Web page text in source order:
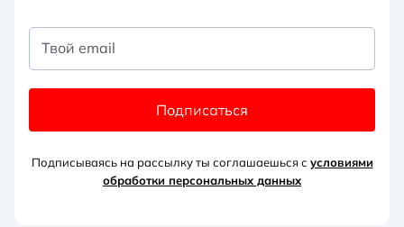
Твой email
Подписаться
Подписываясь на рассылку ты соглашаешься с условиями
обработки персональных данных